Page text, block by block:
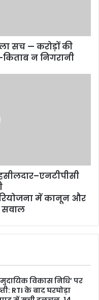
सच — करोड़ों की
न निगरानी
में कानून और
सवाल
विकास निधि’ पर
RTI के बाद घरघोड़ा